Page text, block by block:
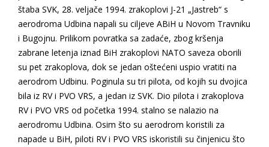
štaba SVK, 28. veljače 1994. zrakoplovi J-21 „Jastreb“ s
aerodroma Udbina napali su ciljeve ABiH u Novom Travniku
i Bugojnu. Prilikom povratka sa zadaće, zbog kršenja
zabrane letenja iznad BiH zrakoplovi NATO saveza oborili
su pet zrakoplova, dok se jedan oštećeni uspio vratiti na
aerodrom Udbinu. Poginula su tri pilota, od kojih su dvojica
bila iz RV i PVO VRS, a jedan iz SVK. Dio pilota i zrakoplova
RV i PVO VRS od početka 1994. stalno se nalazio na
aerodromu Udbina. Osim što su aerodrom koristili za
napade u BiH, piloti RV i PVO VRS iskoristili su činjenicu što